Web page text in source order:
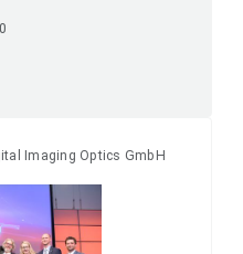
Imaging Optics GmbH